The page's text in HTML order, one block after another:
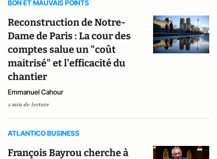
BON ET MAUVAIS POINTS
Reconstruction de Notre-
Dame de Paris : La cour des
comptes salue un "coût
maitrisé" et l'efficacité du
chantier
Emmanuel Cahour
2 min de lecture
ATLANTICO BUSINESS
François Bayrou cherche à